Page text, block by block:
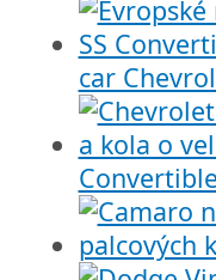
car